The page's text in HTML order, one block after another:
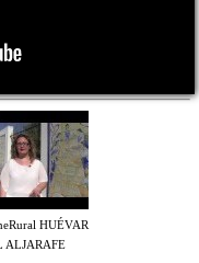
HUÉVAR
ALJARAFE